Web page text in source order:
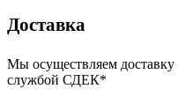
Доставка
Мы осуществляем доставку
службой СДЕК*